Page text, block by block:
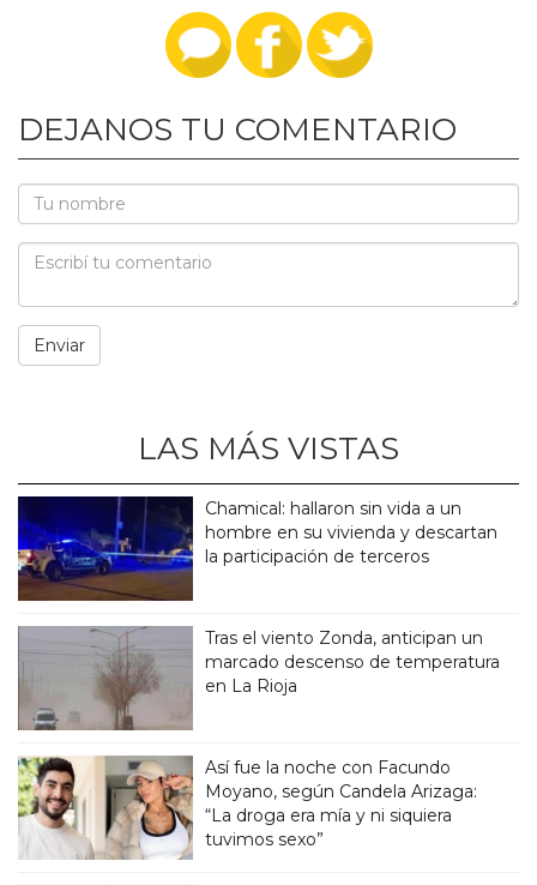
DEJANOS TU COMENTARIO
LAS MÁS VISTAS
Chamical: hallaron sin vida a un
hombre en su vivienda y descartan
la participación de terceros
Tras el viento Zonda, anticipan un
marcado descenso de temperatura
en La Rioja
Así fue la noche con Facundo
Moyano, según Candela Arizaga:
“La droga era mía y ni siquiera
tuvimos sexo”